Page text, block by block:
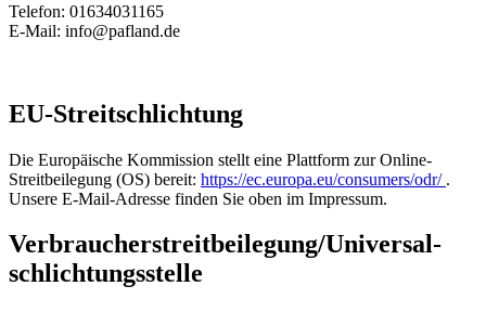
Telefon: 01634031165
E-Mail: info@pafland.de
EU-Streitschlichtung
Die Europäische Kommission stellt eine Plattform zur Online-
Streitbeilegung (OS) bereit: https://ec.europa.eu/consumers/odr/ .
Unsere E-Mail-Adresse finden Sie oben im Impressum.
Verbraucher­streit­beilegung/Universal­
schlichtungs­stelle